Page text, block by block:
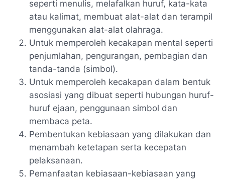
seperti menulis, melafalkan huruf, kata-kata
atau kalimat, membuat alat-alat dan terampil
menggunakan alat-alat olahraga.
Untuk memperoleh kecakapan mental seperti
penjumlahan, pengurangan, pembagian dan
tanda-tanda (simbol).
Untuk memperoleh kecakapan dalam bentuk
asosiasi yang dibuat seperti hubungan huruf-
huruf ejaan, penggunaan simbol dan
membaca peta.
Pembentukan kebiasaan yang dilakukan dan
menambah ketetapan serta kecepatan
pelaksanaan.
Pemanfaatan kebiasaan-kebiasaan yang